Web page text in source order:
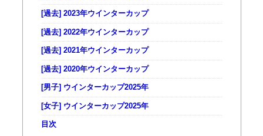
[過去] 2023年ウインターカップ
[過去] 2022年ウインターカップ
[過去] 2021年ウインターカップ
[過去] 2020年ウインターカップ
[男子] ウインターカップ2025年
[女子] ウインターカップ2025年
目次